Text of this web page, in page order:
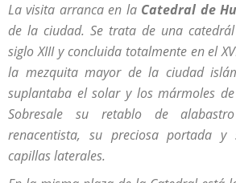
La visita arranca en la Catedral de
de la ciudad. Se trata de una
siglo XIII y concluida totalmente en el
la mezquita mayor de la ciudad
suplantaba el solar y los mármoles
Sobresale su retablo de
renacentista, su preciosa portada y
capillas laterales.